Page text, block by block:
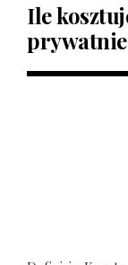
Ile